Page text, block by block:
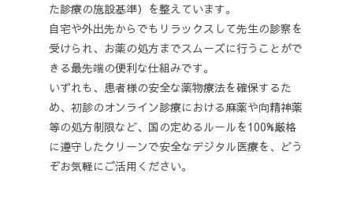
た診療の施設基準）を整えています。
自宅や外出先からでもリラックスして先生の診察を
受けられ、お薬の処方までスムーズに行うことがで
きる最先端の便利な仕組みです。
いずれも、患者様の安全な薬物療法を確保するた
め、初診のオンライン診療における麻薬や向精神薬
等の処方制限など、国の定めるルールを100%厳格
に遵守したクリーンで安全なデジタル医療を、どう
ぞお気軽にご活用ください。